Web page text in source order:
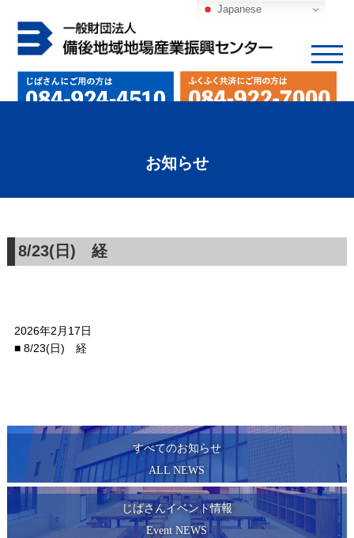
お知らせ
8/23(日) 経
2026年2月17日
■ 8/23(日) 経
すべてのお知らせ
ALL NEWS
じばさんイベント情報
Event NEWS
Japanese